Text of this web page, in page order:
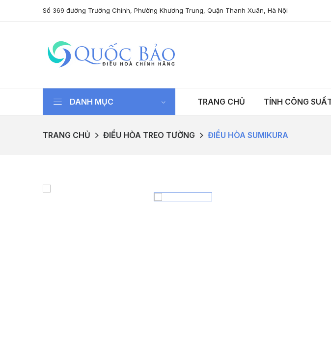
Số 369 đường Trường Chinh, Phường Khương Trung, Quận Thanh Xuân, Hà Nội
DANH MỤC TRANG CHỦ TÍNH CÔNG
TRANG CHỦ ĐIỀU HÒA TREO TƯỜNG ĐIỀU HÒA SUMIKURA